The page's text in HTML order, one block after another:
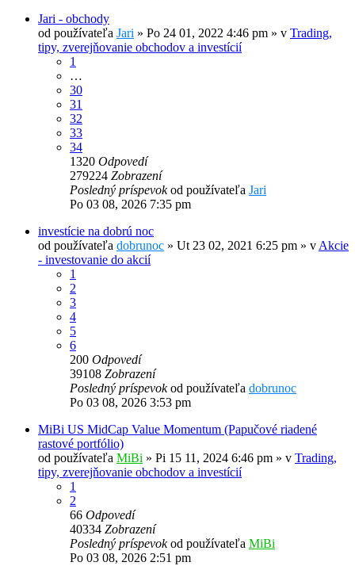
Jari - obchody
od používateľa Jari » Po 24 01, 2022 4:46 pm » v Trading,
tipy, zverejňovanie obchodov a investícií
1
…
30
31
32
33
34
1320 Odpovedí
279224 Zobrazení
Posledný príspevokod používateľa Jari
Po 03 08, 2026 7:35 pm
investície na dobrú noc
od používateľa dobrunoc » Ut 23 02, 2021 6:25 pm » vAkcie
- investovanie do akcií
1
2
3
4
5
6
200 Odpovedí
39108 Zobrazení
Posledný príspevokod používateľa dobrunoc
Po 03 08, 2026 3:53 pm
MiBi US MidCap Value Momentum (Papučové riadené
rastové portfólio)
od používateľa MiBi » Pi 15 11, 2024 6:46 pm » v Trading,
tipy, zverejňovanie obchodov a investícií
1
2
66 Odpovedí
40334 Zobrazení
Posledný príspevokod používateľa MiBi
Po 03 08, 2026 2:51 pm